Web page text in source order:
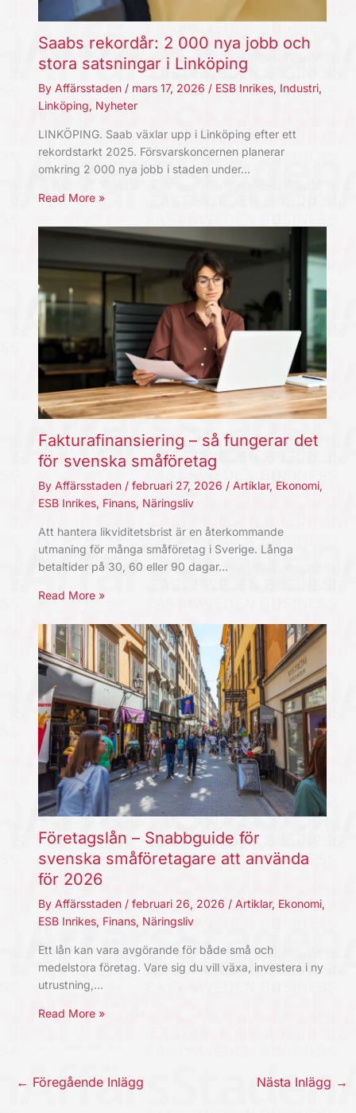
Saabs rekordår: 2 000 nya jobb och
stora satsningar i Linköping
By Affärsstaden / mars 17, 2026 / ESB Inrikes, Industri,
Linköping, Nyheter
LINKÖPING. Saab växlar upp i Linköping efter ett
rekordstarkt 2025. Försvarskoncernen planerar
omkring 2 000 nya jobb i staden under…
Read More »
Fakturafinansiering – så fungerar det
för svenska småföretag
By Affärsstaden / februari 27, 2026 / Artiklar, Ekonomi,
ESB Inrikes, Finans, Näringsliv
Att hantera likviditetsbrist är en återkommande
utmaning för många småföretag i Sverige. Långa
betaltider på 30, 60 eller 90 dagar…
Read More »
Företagslån – Snabbguide för
svenska småföretagare att använda
för 2026
By Affärsstaden / februari 26, 2026 / Artiklar, Ekonomi,
ESB Inrikes, Finans, Näringsliv
Ett lån kan vara avgörande för både små och
medelstora företag. Vare sig du vill växa, investera i ny
utrustning,…
Read More »
← Föregående Inlägg Nästa Inlägg →